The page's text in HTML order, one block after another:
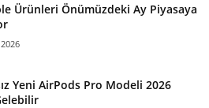
Ürünleri Önümüzdeki Ay Piyasaya
Yeni AirPods Pro Modeli 2026